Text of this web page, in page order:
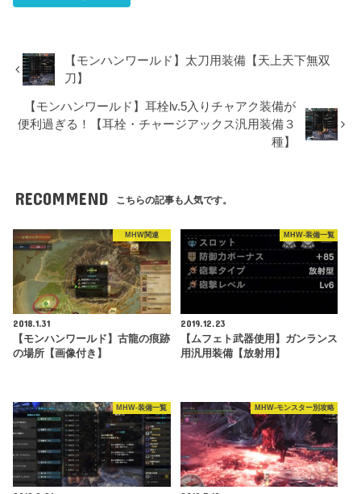
【モンハンワールド】太刀用装備【天上天下無双
刀】
【モンハンワールド】耳栓lv.5入りチャアク装備が
便利過ぎる！【耳栓・チャージアックス汎用装備３
種】
RECOMMEND こちらの記事も人気です。
MHW関連
2018.1.31
【モンハンワールド】古龍の痕跡
の場所【画像付き】
MHW-装備一覧
2019.12.23
【ムフェト武器使用】ガンランス
用汎用装備【放射用】
MHW-装備一覧 MHW-モンスター別攻略